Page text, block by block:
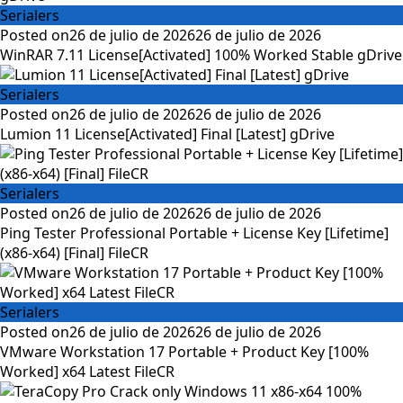
Serialers
Posted on26 de julio de 202626 de julio de 2026
WinRAR 7.11 License[Activated] 100% Worked Stable gDrive
Serialers
Posted on26 de julio de 202626 de julio de 2026
Lumion 11 License[Activated] Final [Latest] gDrive
Serialers
Posted on26 de julio de 202626 de julio de 2026
Ping Tester Professional Portable + License Key [Lifetime]
(x86-x64) [Final] FileCR
Serialers
Posted on26 de julio de 202626 de julio de 2026
VMware Workstation 17 Portable + Product Key [100%
Worked] x64 Latest FileCR